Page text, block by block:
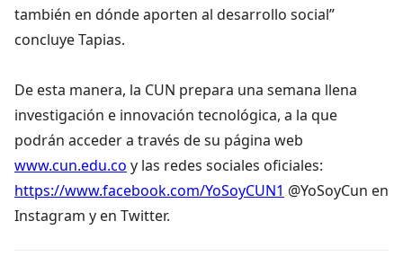
también en dónde aporten al desarrollo social”
concluye Tapias.
De esta manera, la CUN prepara una semana llena
investigación e innovación tecnológica, a la que
podrán acceder a través de su página web
www.cun.edu.co y las redes sociales oficiales:
https://www.facebook.com/YoSoyCUN1 @YoSoyCun en
Instagram y en Twitter.